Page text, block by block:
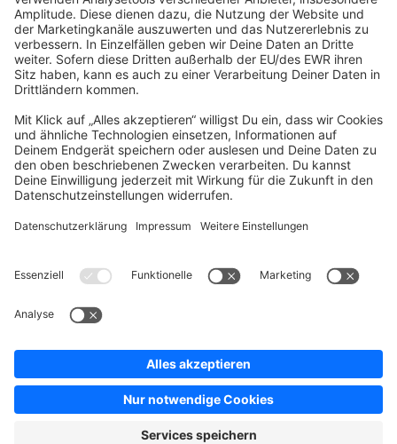
community@shopware.com
Company
Press
Jobs
Newsletter
Store
Shopware 6 Handbook by
Splendid (German)
Shopware 6 - Product Feedback &
Terms & Conditions Privacy Legal notice Sitemap Cookie settings